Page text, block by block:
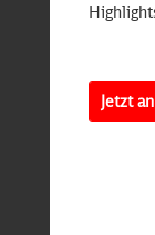
Jetzt